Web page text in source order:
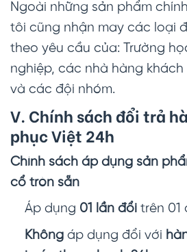
Ngoài những sản phẩm
tôi cũng nhận may các loại
theo yêu cầu của: Trường
nghiệp, các nhà hàng khách
và các đội nhóm.
V. Chính sách đổi trả
phục Việt 24h
Chính sách áp dụng sản
cổ tròn sẵn
Áp dụng 01 lần đổi trên 01
Khôngáp dụng đổi với